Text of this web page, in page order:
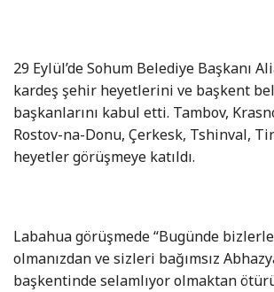
29 Eylül’de Sohum Belediye Başkanı
kardeş şehir heyetlerini ve başkent
başkanlarını kabul etti. Tambov,
Rostov-na-Donu, Çerkesk, Tshinval,
heyetler görüşmeye katıldı.
Labahua görüşmede “Bugünde
olmanızdan ve sizleri bağımsız
başkentinde selamlıyor olmaktan